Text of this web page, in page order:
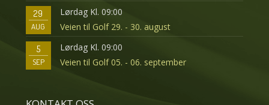
29
AUG
Lørdag Kl. 09:00
Veien til Golf 29. - 30. august
5
SEP
Lørdag Kl. 09:00
Veien til Golf 05. - 06. september